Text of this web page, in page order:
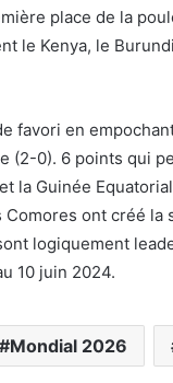
place de la
le Kenya, le
favori en
(2-0). 6 points qui
la Guinée
ont créé la
logiquement
10 juin 2024.
Mondial 2026